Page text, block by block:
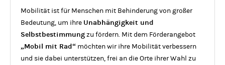
Mobilität ist für Menschen mit Behinderung von großer
Bedeutung, um ihre Unabhängigkeit und
Selbstbestimmungzu fördern. Mit dem Förderangebot
„Mobil mit Rad“ möchten wir ihre Mobilität verbessern
und sie dabei unterstützen, frei an die Orte ihrer Wahl zu